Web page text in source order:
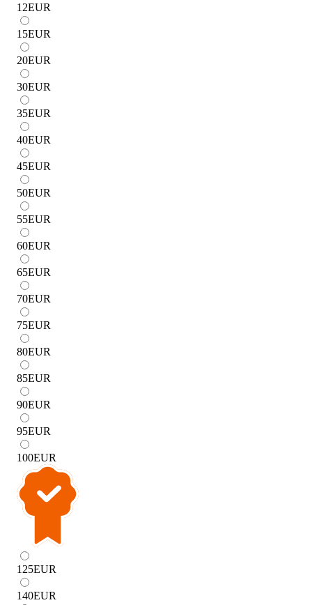
12EUR
15EUR
20EUR
30EUR
35EUR
40EUR
45EUR
50EUR
55EUR
60EUR
65EUR
70EUR
75EUR
80EUR
85EUR
90EUR
95EUR
100EUR
125EUR
140EUR